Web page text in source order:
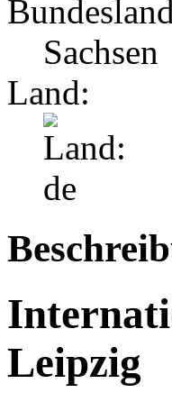
Sachsen
Land:
Leipzig